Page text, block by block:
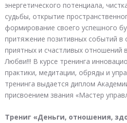
энергетического потенциала,
судьбы, открытие
формирование своего успешного
притяжение позитивных событий в
приятных и счастливых отношений
Любви!!! В курсе тренинга
практики, медитации, обряды и
тренинга выдается диплом
присвоением звания «Мастер
Трениг «Деньги, отношения,